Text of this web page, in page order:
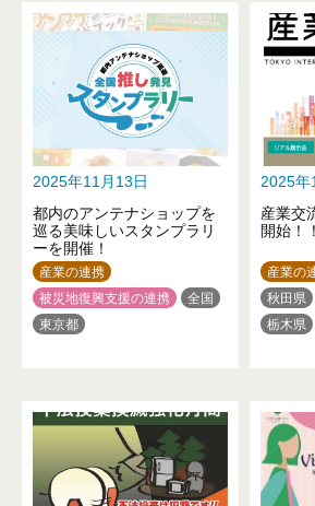
石川県
山梨県
長野県
岐阜県
愛知県
滋賀県
京都府
大阪府
兵庫県
奈良県
和歌山県
鳥取県
広島県
徳島県
香川県
愛媛県
高知県
福岡県
熊本県
宮崎県
鹿児島県 沖縄県
愛知県
大阪府
徳島県
熊本県
2025年11月13日
都内のアンテナショップを
巡る美味しいスタンプラリ
ーを開催！
産業の連携
被災地復興支援の連携
全国
東京都
2025年
産業交
開始！！
産業の
秋田県
栃木県
香川県